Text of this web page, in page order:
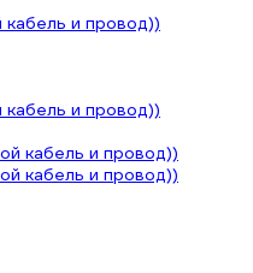
и провод))
и провод))
кабель и провод))
кабель и провод))